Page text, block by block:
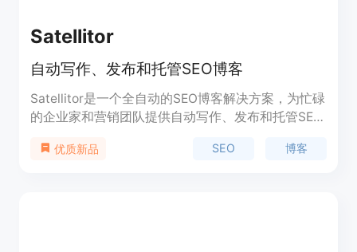
Satellitor
自动写作、发布和托管SEO博客
Satellitor是一个全自动的SEO博客解决方案，为忙碌
的企业家和营销团队提供自动写作、发布和托管SEO
文章，并持续发布，以满足搜索引擎的需求。通过
优质新品 SEO 博客